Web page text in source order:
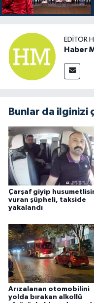
EDITÖR
Haber
Bunlar da ilginizi
Çarşaf giyip
vuran şüpheli, takside
yakalandı
Arızalanan otomobilini
yolda bırakan alkollü